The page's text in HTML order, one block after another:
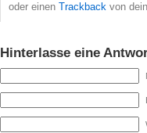
oder einen Trackback von
Hinterlasse eine